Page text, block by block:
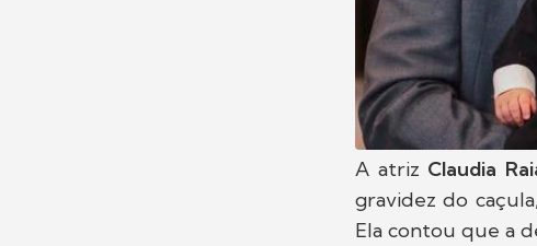
A atriz Claudia
gravidez do caçula,
Ela contou que a